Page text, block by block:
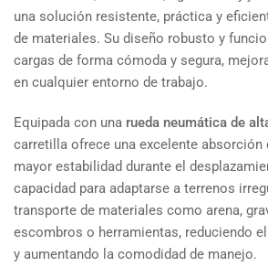
una solución resistente, práctica y
de materiales. Su diseño robusto y
cargas de forma cómoda y segura,
en cualquier entorno de trabajo.
Equipada con una rueda neumática de
carretilla ofrece una excelente absorción
mayor estabilidad durante el
capacidad para adaptarse a terrenos
transporte de materiales como arena,
escombros o herramientas, reduciendo
y aumentando la comodidad de manejo.